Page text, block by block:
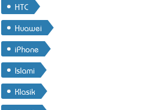
HTC
Huawei
iPhone
Islami
Klasik